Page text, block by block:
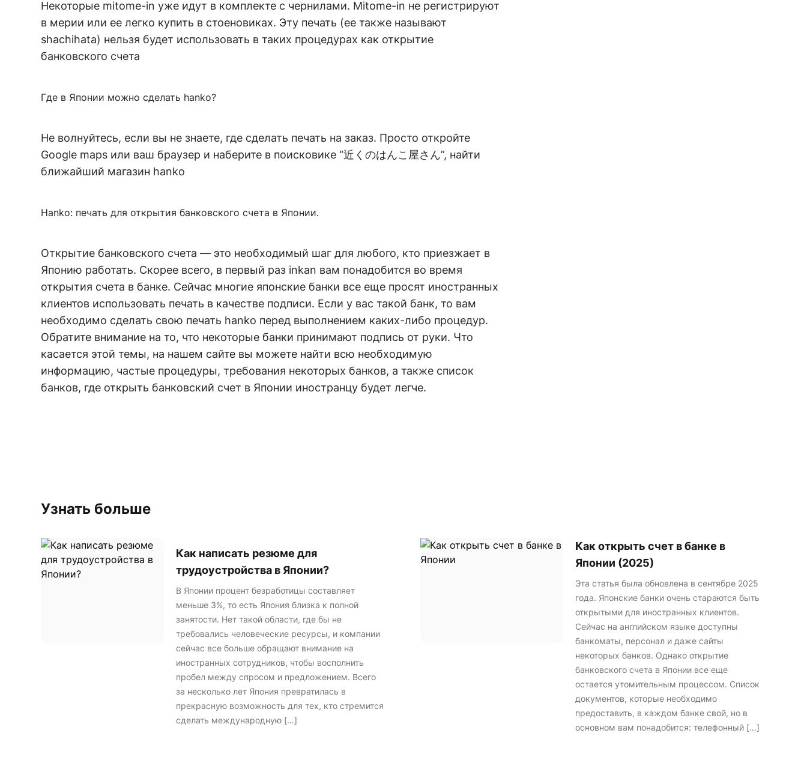
Некоторые mitome-in уже идут в комплекте с чернилами. Mitome-in не регистрируют
в мерии или ее легко купить в стоеновиках. Эту печать (ее также называют
shachihata) нельзя будет использовать в таких процедурах как открытие
банковского счета
Где в Японии можно сделать hanko?
Не волнуйтесь, если вы не знаете, где сделать печать на заказ. Просто откройте
Google maps или ваш браузер и наберите в поисковике “近くのはんこ屋さん”, найти
ближайший магазин hanko
Hanko: печать для открытия банковского счета в Японии.
Открытие банковского счета — это необходимый шаг для любого, кто приезжает в
Японию работать. Скорее всего, в первый раз inkan вам понадобится во время
открытия счета в банке. Сейчас многие японские банки все еще просят иностранных
клиентов использовать печать в качестве подписи. Если у вас такой банк, то вам
необходимо сделать свою печать hanko перед выполнением каких-либо процедур.
Обратите внимание на то, что некоторые банки принимают подпись от руки. Что
касается этой темы, на нашем сайте вы можете найти всю необходимую
информацию, частые процедуры, требования некоторых банков, а также список
банков, где открыть банковский счет в Японии иностранцу будет легче.
Узнать больше
Как написать резюме для
трудоустройства в Японии?
В Японии процент безработицы составляет
меньше 3%, то есть Япония близка к полной
занятости. Нет такой области, где бы не
требовались человеческие ресурсы, и компании
сейчас все больше обращают внимание на
иностранных сотрудников, чтобы восполнить
пробел между спросом и предложением. Всего
за несколько лет Япония превратилась в
прекрасную возможность для тех, кто стремится
сделать международную […]
Как открыть счет в банке в
Японии (2025)
Эта статья была обновлена в сентябре 2025
года. Японские банки очень стараются быть
открытыми для иностранных клиентов.
Сейчас на английском языке доступны
банкоматы, персонал и даже сайты
некоторых банков. Однако открытие
банковского счета в Японии все еще
остается утомительным процессом. Список
документов, которые необходимо
предоставить, в каждом банке свой, но в
основном вам понадобится: телефонный […]